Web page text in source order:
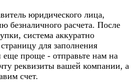
юридического лица,
безналичного расчета. После
система аккуратно
для заполнения
еще проще - отправьте нам на
реквизиты вашей компании, а
счет.